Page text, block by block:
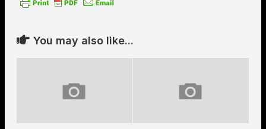
You may also like...